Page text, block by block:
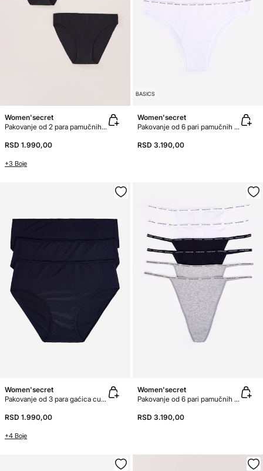
Women'secret
Pakovanje od 2 para pamučnih gaćica
RSD 1.990,00
+3 Boje
BASICS
Women'secret
Pakovanje od 6 pari pamučnih brazilijana gaćica
RSD 3.190,00
Women'secret
Pakovanje od 3 para gaćica culotte od mikrovlakna
RSD 1.990,00
+4 Boje
Women'secret
Pakovanje od 6 pari pamučnih tangica
RSD 3.190,00